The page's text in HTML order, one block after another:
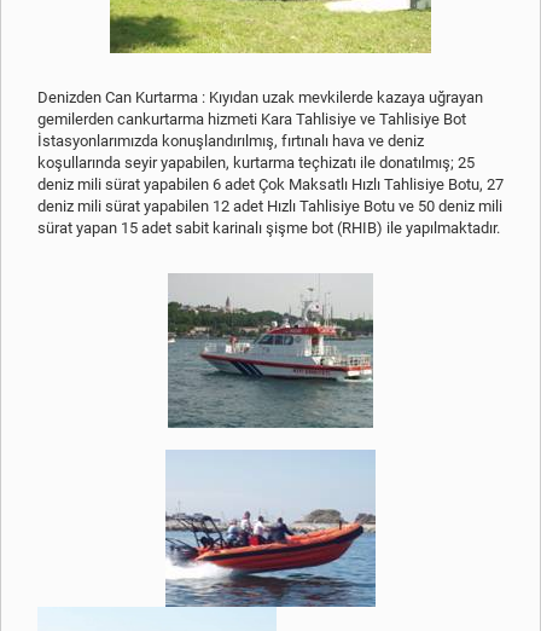
Denizden Can Kurtarma : Kıyıdan uzak mevkilerde kazaya uğrayan
gemilerden cankurtarma hizmeti Kara Tahlisiye ve Tahlisiye Bot
İstasyonlarımızda konuşlandırılmış, fırtınalı hava ve deniz
koşullarında seyir yapabilen, kurtarma teçhizatı ile donatılmış; 25
deniz mili sürat yapabilen 6 adet Çok Maksatlı Hızlı Tahlisiye Botu, 27
deniz mili sürat yapabilen 12 adet Hızlı Tahlisiye Botu ve 50 deniz mili
sürat yapan 15 adet sabit karinalı şişme bot (RHIB) ile yapılmaktadır.